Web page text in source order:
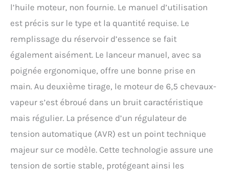
l’huile moteur, non fournie. Le manuel d’utilisation
est précis sur le type et la quantité requise. Le
remplissage du réservoir d’essence se fait
également aisément. Le lanceur manuel, avec sa
poignée ergonomique, offre une bonne prise en
main. Au deuxième tirage, le moteur de 6,5 chevaux-
vapeur s’est ébroué dans un bruit caractéristique
mais régulier. La présence d’un régulateur de
tension automatique (AVR) est un point technique
majeur sur ce modèle. Cette technologie assure une
tension de sortie stable, protégeant ainsi les